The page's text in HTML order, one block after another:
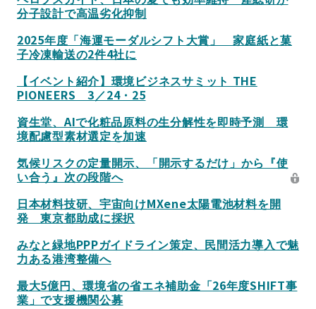
分子設計で高温劣化抑制
2025年度「海運モーダルシフト大賞」 家庭紙と菓
子冷凍輸送の2件4社に
【イベント紹介】環境ビジネスサミット THE
PIONEERS 3／24・25
資生堂、AIで化粧品原料の生分解性を即時予測 環
境配慮型素材選定を加速
気候リスクの定量開示、「開示するだけ」から『使
い合う』次の段階へ
日本材料技研、宇宙向けMXene太陽電池材料を開
発 東京都助成に採択
みなと緑地PPPガイドライン策定、民間活力導入で魅
力ある港湾整備へ
最大5億円、環境省の省エネ補助金「26年度SHIFT事
業」で支援機関公募